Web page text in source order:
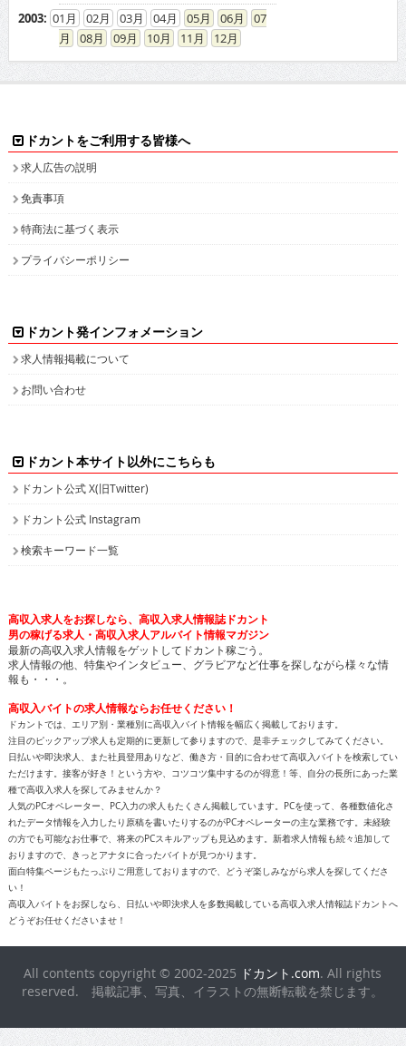
2003: 01 02 03 04 05 06
07
08
09 10 11 12
ドカントをご利用する皆様へ
求人広告の説明
免責事項
特商法に基づく表示
プライバシーポリシー
ドカント発インフォメーション
求人情報掲載について
お問い合わせ
ドカント本サイト以外にこちらも
ドカント公式 X(旧Twitter)
ドカント公式 Instagram
検索キーワード一覧
高収入求人をお探しなら、高収入求人情報誌ドカント
男の稼げる求人・高収入求人アルバイト情報マガジン
最新の高収入求人情報をゲットしてドカント稼ごう。
求人情報の他、特集やインタビュー、グラビアなど仕事を探しながら様々な情
報も・・・。
高収入バイトの求人情報ならお任せください！
ドカントでは、エリア別・業種別に高収入バイト情報を幅広く掲載しております。
注目のピックアップ求人も定期的に更新して参りますので、是非チェックしてみてください。
日払いや即決求人、また社員登用ありなど、働き方・目的に合わせて高収入バイトを検索してい
ただけます。接客が好き！という方や、コツコツ集中するのが得意！等、自分の長所にあった業
種で高収入求人を探してみませんか？
人気のPCオペレーター、PC入力の求人もたくさん掲載しています。PCを使って、各種数値化さ
れたデータ情報を入力したり原稿を書いたりするのがPCオペレーターの主な業務です。未経験
の方でも可能なお仕事で、将来のPCスキルアップも見込めます。新着求人情報も続々追加して
おりますので、きっとアナタに合ったバイトが見つかります。
面白特集ページもたっぷりご用意しておりますので、どうぞ楽しみながら求人を探してくださ
い！
高収入バイトをお探しなら、日払いや即決求人を多数掲載している高収入求人情報誌ドカントへ
どうぞお任せくださいませ！
All contents copyright © 2002-2025 ドカント.com. All rights
reserved. 掲載記事、写真、イラストの無断転載を禁じます。